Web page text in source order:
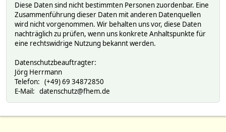
Diese Daten sind nicht bestimmten Personen zuordenbar. Eine
Zusammenführung dieser Daten mit anderen Datenquellen
wird nicht vorgenommen. Wir behalten uns vor, diese Daten
nachträglich zu prüfen, wenn uns konkrete Anhaltspunkte für
eine rechtswidrige Nutzung bekannt werden.
Datenschutzbeauftragter:
Jörg Herrmann
Telefon: (+49) 69 34872850
E-Mail: datenschutz@fhem.de